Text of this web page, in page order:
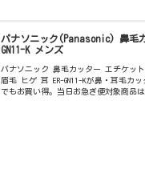
パナソニック(Panasonic) 鼻毛
GN11-K メンズ
パナソニック 鼻毛カッター エチケッ
眉毛 ヒゲ 耳 ER-GN11-Kが鼻・耳毛カ
でもお買い得。当日お急ぎ便対象商品